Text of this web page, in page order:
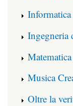
Informatica
Ingegneria
Matematica
Musica
Oltre la